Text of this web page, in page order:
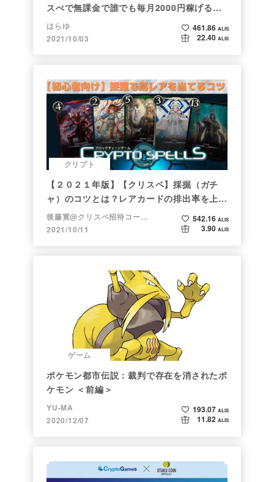
スぺで無課金で誰でも毎月2000円稼げる時
代がきた
はらゆ
2021/10/03
461.86 ALIS
22.40 ALIS
クリプト
【２０２１年版】【クリスペ】採掘（ガチ
ャ）のコツとは？レアカードの排出率を上げ
る方法【初心者向け】
後藤寛@クリスペ招待コード→LHiH
2021/10/11
542.16 ALIS
3.90 ALIS
ゲーム
ポケモン都市伝説：裁判で存在を消されたポ
ケモン ＜前編＞
YU-MA
2020/12/07
193.07 ALIS
11.82 ALIS